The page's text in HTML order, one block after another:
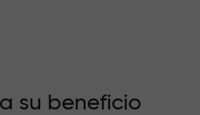
su beneficio